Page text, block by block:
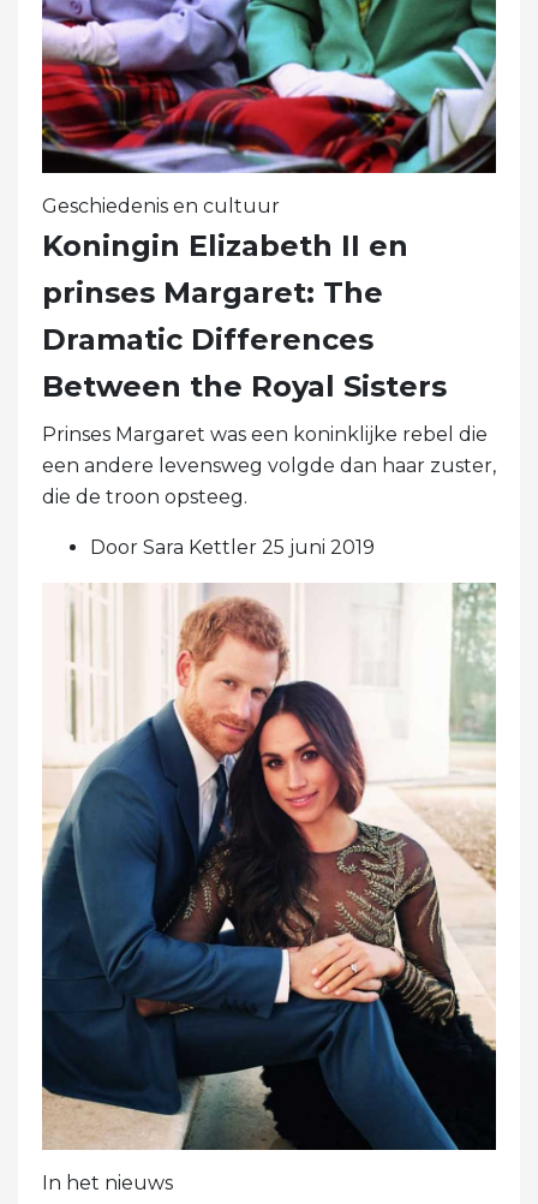
Geschiedenis en cultuur
Koningin Elizabeth II en
prinses Margaret: The
Dramatic Differences
Between the Royal Sisters
Prinses Margaret was een koninklijke rebel die
een andere levensweg volgde dan haar zuster,
die de troon opsteeg.
Door Sara Kettler 25 juni 2019
In het nieuws